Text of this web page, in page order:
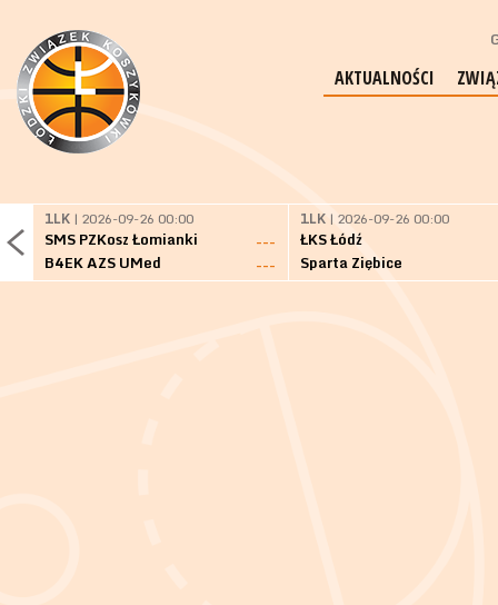
AKTUALNOŚCI
1LK | 2026-09-26 00:00
SMS PZKosz Łomianki
---
B4EK AZS UMed
---
1LK | 2026-09-26 00:00
ŁKS Łódź
Sparta Ziębice